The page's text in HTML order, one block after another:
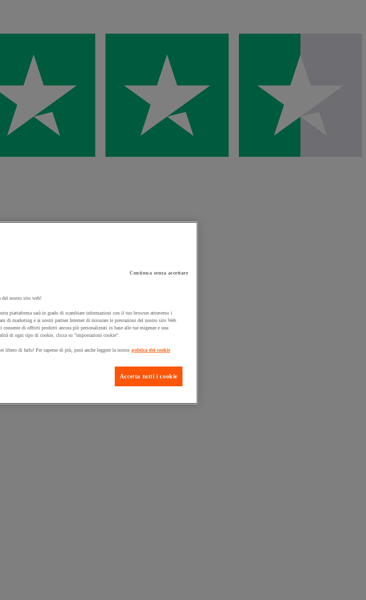
Manutan Expert
Prodotti in pronta consegna
Continua senza accettare
del nostro sito web!
piattaforma sarà in grado di scambiare informazioni con il tuo browser attraverso i
di marketing e ai nostri partner Internet di misurare le prestazioni del nostro sito Web
consente di offrirti prodotti ancora più personalizzati in base alle tue esigenze e una
di ogni tipo di cookie, clicca su "impostazioni cookie".
libero di farlo! Per saperne di più, puoi anche leggere la nostra politica dei cookie
Accetta tutti i cookie